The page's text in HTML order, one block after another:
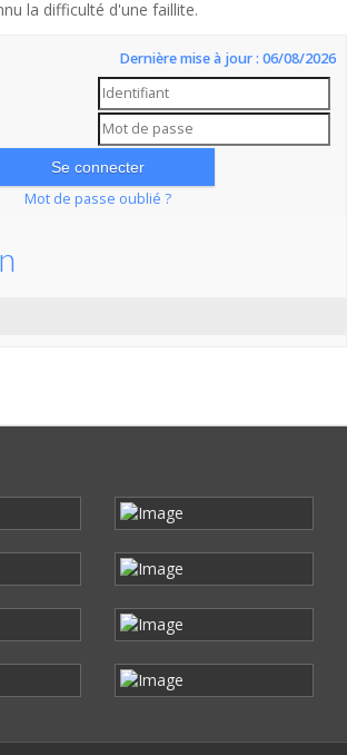
la difficulté d'une faillite.
Dernière mise à jour : 06/08/2026
Mot de passe oublié ?